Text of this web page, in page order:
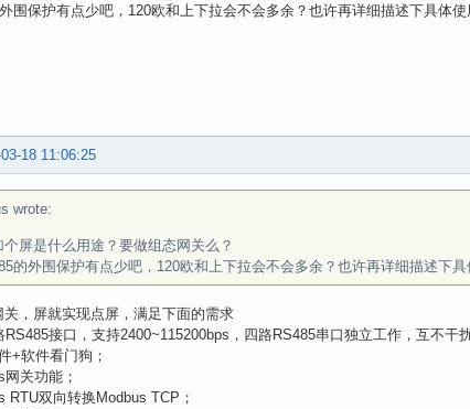
围保护有点少吧，120欧和上下拉会不会多余？也许再详细描述下具体使
18 11:06:25
wrote:
个屏是什么用途？要做组态网关么？
的外围保护有点少吧，120欧和上下拉会不会多余？也许再详细描述下具
关，屏就实现点屏，满足下面的需求
RS485接口，支持2400~115200bps，四路RS485串口独立工作，互不干
+软件看门狗；
关功能；
RTU双向转换Modbus TCP；